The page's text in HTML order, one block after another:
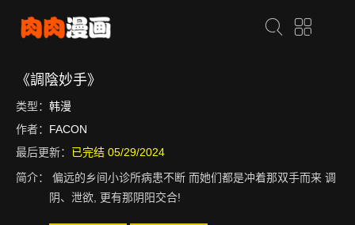
《調陰妙手》
类型： 韩漫
作者： FACON
最后更新： 已完结 05/29/2024
简介：
偏远的乡间小诊所病患不断 而她们都是冲着那双手而来 调
阴、泄欲, 更有那阴阳交合!